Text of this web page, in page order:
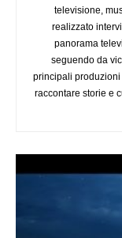
televisione,
realizzato
panorama
seguendo da
principali
raccontare storie e